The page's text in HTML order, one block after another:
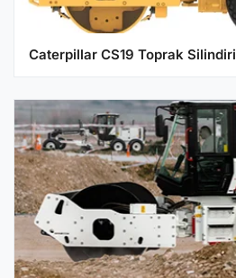
Caterpillar CS19 Toprak Silindiri